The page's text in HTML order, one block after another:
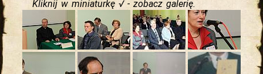
Kliknij w miniaturkę √ - zobacz galerię.